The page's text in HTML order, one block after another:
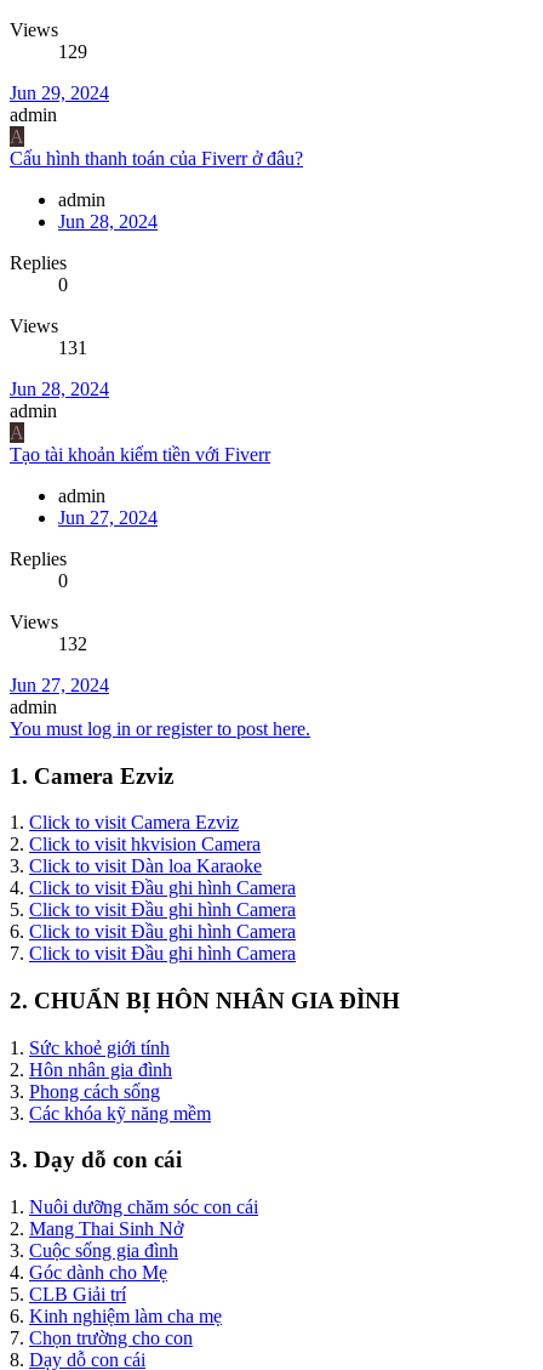
Views
129
Jun 29, 2024
admin
A
Cấu hình thanh toán của Fiverr ở đâu?
admin
Jun 28, 2024
Replies
0
Views
131
Jun 28, 2024
admin
A
Tạo tài khoản kiếm tiền với Fiverr
admin
Jun 27, 2024
Replies
0
Views
132
Jun 27, 2024
admin
You must log in or register to post here.
1. Camera Ezviz
1. Click to visit Camera Ezviz
2. Click to visit hkvision Camera
3. Click to visit Dàn loa Karaoke
4. Click to visit Đầu ghi hình Camera
5. Click to visit Đầu ghi hình Camera
6. Click to visit Đầu ghi hình Camera
7. Click to visit Đầu ghi hình Camera
2. CHUẨN BỊ HÔN NHÂN GIA ĐÌNH
1. Sức khoẻ giới tính
2. Hôn nhân gia đình
3. Phong cách sống
3. Các khóa kỹ năng mềm
3. Dạy dỗ con cái
1. Nuôi dưỡng chăm sóc con cái
2. Mang Thai Sinh Nở
3. Cuộc sống gia đình
4. Góc dành cho Mẹ
5. CLB Giải trí
6. Kinh nghiệm làm cha mẹ
7. Chọn trường cho con
8. Dạy dỗ con cái